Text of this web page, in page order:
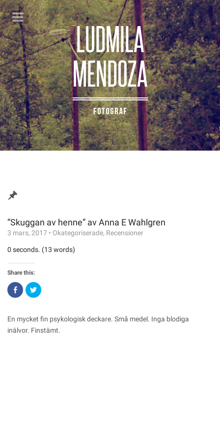
”Skuggan av henne” av Anna E Wahlgren
3 mars, 2017 • Okategoriserade, Recensioner
0 seconds. (13 words)
Share this:
Click
to
share
(Opens
in
new
Click
to
(Opens
in
new
En mycket fin psykologisk deckare. Små medel. Inga blodiga
inälvor. Finstämt.